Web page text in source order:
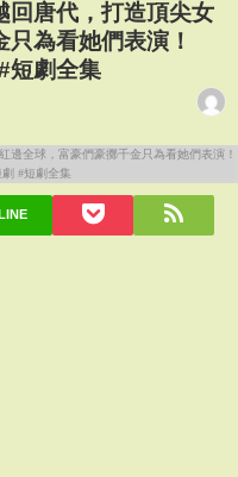
回唐代，打造頂尖女
為看她們表演！
短劇全集
LINE